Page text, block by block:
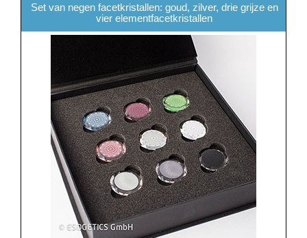
Set van negen facetkristallen: goud, zilver, drie grijze en
vier elementfacetkristallen